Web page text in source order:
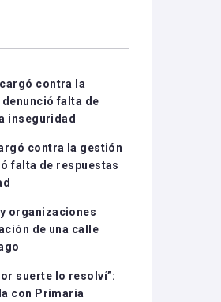
disminuir
el
contra la
falta de
inseguridad
contra la gestión
falta de respuestas
organizaciones
de una calle
suerte lo resolví”:
con Primaria